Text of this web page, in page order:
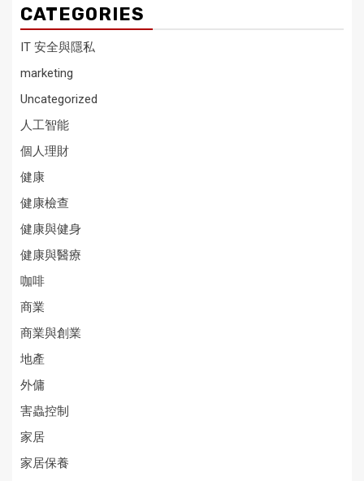
CATEGORIES
IT 安全與隱私
marketing
Uncategorized
人工智能
個人理財
健康
健康檢查
健康與健身
健康與醫療
咖啡
商業
商業與創業
地產
外傭
害蟲控制
家居
家居保養